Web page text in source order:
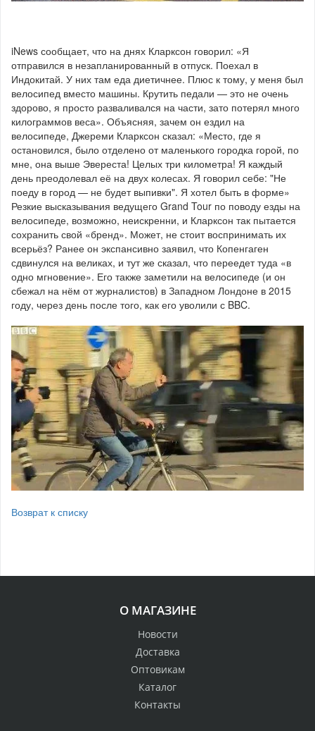
iNews сообщает, что на днях Кларксон говорил: «Я
отправился в незапланированный в отпуск. Поехал в
Индокитай. У них там еда диетичнее. Плюс к тому, у меня был
велосипед вместо машины. Крутить педали — это не очень
здорово, я просто разваливался на части, зато потерял много
килограммов веса». Объясняя, зачем он ездил на
велосипеде, Джереми Кларксон сказал: «Место, где я
остановился, было отделено от маленького городка горой, по
мне, она выше Эвереста! Целых три километра! Я каждый
день преодолевал её на двух колесах. Я говорил себе: "Не
поеду в город — не будет выпивки". Я хотел быть в форме»
Резкие высказывания ведущего Grand Tour по поводу езды на
велосипеде, возможно, неискренни, и Кларксон так пытается
сохранить свой «бренд». Может, не стоит воспринимать их
всерьёз? Ранее он экспансивно заявил, что Копенгаген
сдвинулся на великах, и тут же сказал, что переедет туда «в
одно мгновение». Его также заметили на велосипеде (и он
сбежал на нём от журналистов) в Западном Лондоне в 2015
году, через день после того, как его уволили с BBC.
Возврат к списку
О МАГАЗИНЕ
Новости
Доставка
Оптовикам
Каталог
Контакты